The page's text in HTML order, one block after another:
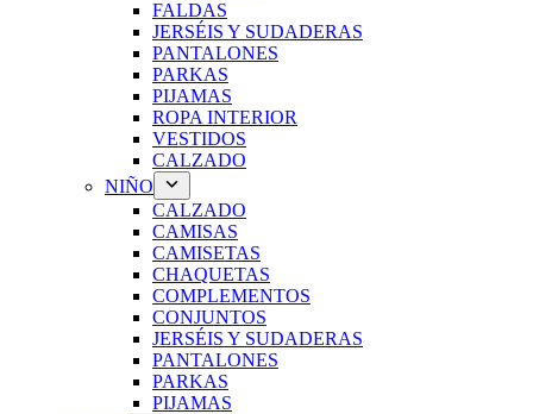
FALDAS
JERSÉIS Y SUDADERAS
PANTALONES
PARKAS
PIJAMAS
ROPA INTERIOR
VESTIDOS
CALZADO
NIÑO
CALZADO
CAMISAS
CAMISETAS
CHAQUETAS
COMPLEMENTOS
CONJUNTOS
JERSÉIS Y SUDADERAS
PANTALONES
PARKAS
PIJAMAS